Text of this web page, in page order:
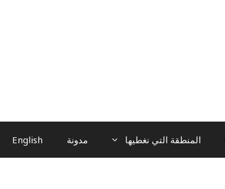
المنطقة التي نغطيها مدونة English